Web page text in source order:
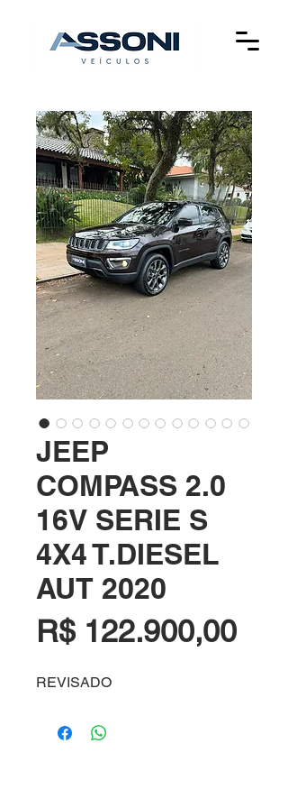
JEEP
COMPASS 2.0
16V SERIE S
4X4 T.DIESEL
AUT 2020
R$ 122.900,00
REVISADO